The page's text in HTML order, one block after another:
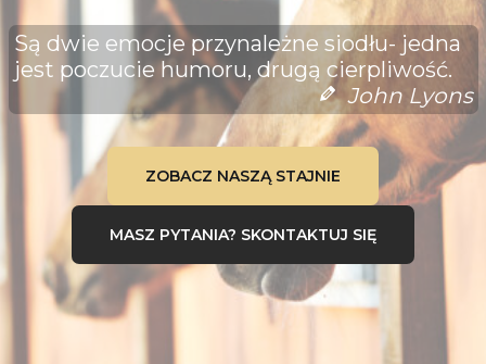
Są dwie emocje przynależne siodłu- jedna
jest poczucie humoru, drugą cierpliwość.
John Lyons
ZOBACZ NASZĄ STAJNIE
MASZ PYTANIA? SKONTAKTUJ SIĘ